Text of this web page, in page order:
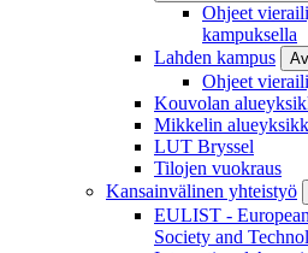
Ohjeet
kampuksella
Lahden kampus
Ohjeet
Kouvolan
Mikkelin
LUT Bryssel
Tilojen vuokraus
Kansainvälinen yhteistyö
EULIST -
Society and